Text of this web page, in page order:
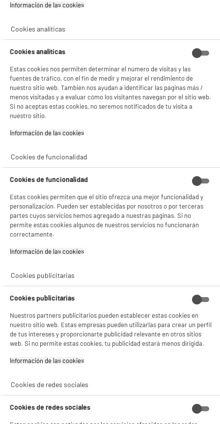
★★★★★
★★★★★
4.6/5(34)
compare_product
Volumen útil (L) : 242 L
289€96
BY ELECTRODEPOT
★★★★★
★★★★★
4.7/5(325)
compare_product
Descongelación : Sí, automático
349€ 96
Pago a
★★★★★
★★★★★
compare_product
Congelador vertical No Frost VALBERG UF NF 274
Volumen útil (L) : 274 L
Tipo de frio : Ventilado
Descongelación : Sí, automático
499
Información de las cookies‎
Cookies analíticas
Cookies analíticas
Estas cookies nos permiten determinar el número de visitas y las
fuentes de tráfico, con el fin de medir y mejorar el rendimiento de
nuestro sitio web. También nos ayudan a identificar las páginas más /
menos visitadas y a evaluar cómo los visitantes navegan por el sitio web.
Si no aceptas estas cookies, no seremos notificados de tu visita a
nuestro sitio.
Información de las cookies‎
Cookies de funcionalidad
Cookies de funcionalidad
Estas cookies permiten que el sitio ofrezca una mejor funcionalidad y
personalización. Pueden ser establecidas por nosotros o por terceras
partes cuyos servicios hemos agregado a nuestras páginas. Si no
permite estas cookies algunos de nuestros servicios no funcionarán
correctamente.
Información de las cookies‎
Cookies publicitarias
Cookies publicitarias
Nuestros partners publicitarios pueden establecer estas cookies en
nuestro sitio web. Estas empresas pueden utilizarlas para crear un perfil
de tus intereses y proporcionarte publicidad relevante en otros sitios
web. Si no permite estas cookies, tu publicidad estará menos dirigida.
Información de las cookies‎
Cookies de redes sociales
Cookies de redes sociales